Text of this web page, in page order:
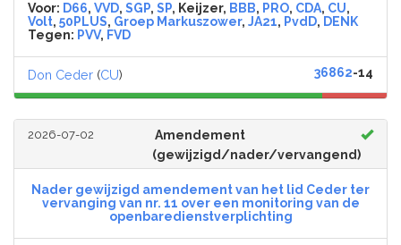
Voor: D66, VVD, SGP, SP, Keijzer, BBB, PRO, CDA, CU,
Volt, 50PLUS, Groep Markuszower, JA21, PvdD, DENK
Tegen: PVV, FVD
Don Ceder (CU) 36862-14
2026-07-02
Amendement
(gewijzigd/nader/vervangend)
Nader gewijzigd amendement van het lid Ceder ter
vervanging van nr. 11 over een monitoring van de
openbaredienstverplichting